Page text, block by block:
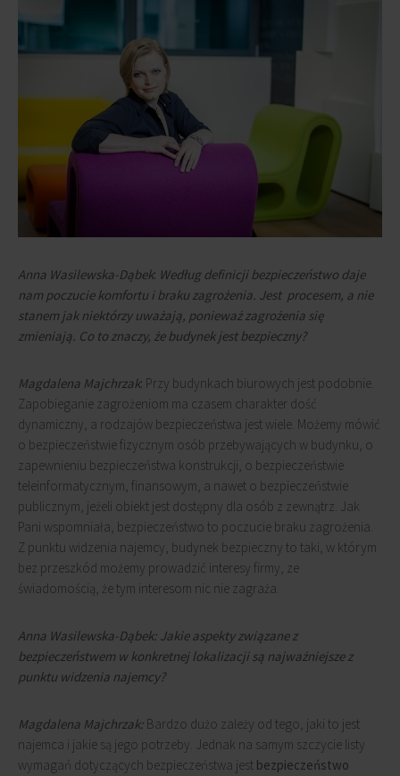
Anna Wasilewska-Dąbek: Według definicji bezpieczeństwo daje
nam poczucie komfortu i braku zagrożenia. Jest procesem, a nie
stanem jak niektórzy uważają, ponieważ zagrożenia się
zmieniają. Co to znaczy, że budynek jest bezpieczny?
Magdalena Majchrzak: Przy budynkach biurowych jest podobnie.
Zapobieganie zagrożeniom ma czasem charakter dość
dynamiczny, a rodzajów bezpieczeństwa jest wiele. Możemy mówić
o bezpieczeństwie fizycznym osób przebywających w budynku, o
zapewnieniu bezpieczeństwa konstrukcji, o bezpieczeństwie
teleinformatycznym, finansowym, a nawet o bezpieczeństwie
publicznym, jeżeli obiekt jest dostępny dla osób z zewnątrz. Jak
Pani wspomniała, bezpieczeństwo to poczucie braku zagrożenia.
Z punktu widzenia najemcy, budynek bezpieczny to taki, w którym
bez przeszkód możemy prowadzić interesy firmy, ze
świadomością, że tym interesom nic nie zagraża.
Anna Wasilewska-Dąbek: Jakie aspekty związane z
bezpieczeństwem w konkretnej lokalizacji są najważniejsze z
punktu widzenia najemcy?
Magdalena Majchrzak: Bardzo dużo zależy od tego, jaki to jest
najemca i jakie są jego potrzeby. Jednak na samym szczycie listy
wymagań dotyczących bezpieczeństwa jest bezpieczeństwo